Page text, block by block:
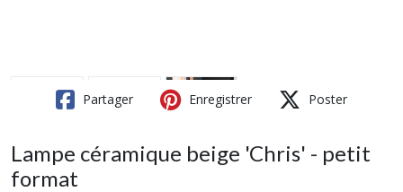
Partager Enregistrer Poster
Lampe céramique beige 'Chris' - petit
format